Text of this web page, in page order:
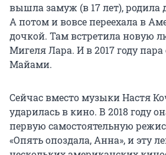
вышла замуж (в 17 лет), родила
А потом и вовсе переехала в
дочкой. Там встретила новую
Мигеля Лара. И в 2017 году
Майами.
Сейчас вместо музыки Настя
ударилась в кино. В 2018 году
первую самостоятельную
«Опять опоздала, Анна», и эту